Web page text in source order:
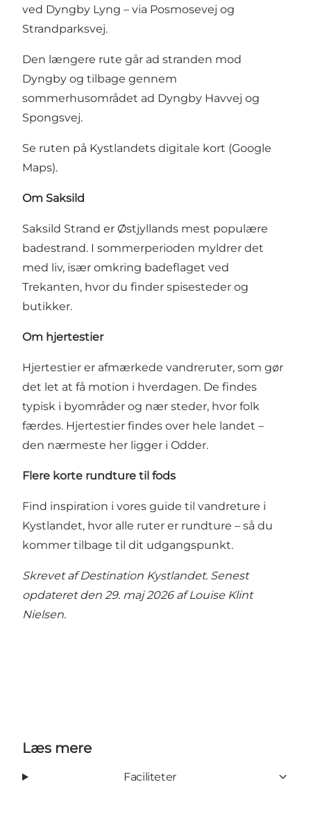
ved Dyngby Lyng – via Posmosevej og
Strandparksvej.
Den længere rute går ad stranden mod
Dyngby og tilbage gennem
sommerhusområdet ad Dyngby Havvej og
Spongsvej.
Se ruten på Kystlandets digitale kort (Google
Maps).
Om Saksild
Saksild Strand er Østjyllands mest populære
badestrand. I sommerperioden myldrer det
med liv, især omkring badeflaget ved
Trekanten, hvor du finder spisesteder og
butikker.
Om hjertestier
Hjertestier er afmærkede vandreruter, som gør
det let at få motion i hverdagen. De findes
typisk i byområder og nær steder, hvor folk
færdes. Hjertestier findes over hele landet –
den nærmeste her ligger i Odder.
Flere korte rundture til fods
Find inspiration i vores guide til vandreture i
Kystlandet, hvor alle ruter er rundture – så du
kommer tilbage til dit udgangspunkt.
Skrevet af Destination Kystlandet. Senest
opdateret den 29. maj 2026 afLouise Klint
Nielsen.
Læs mere
Faciliteter